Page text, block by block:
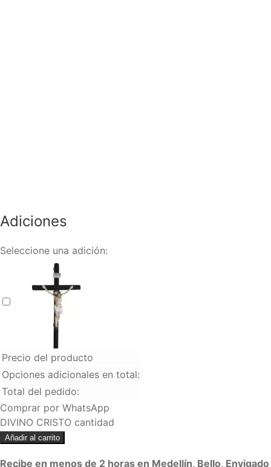
Adiciones
Seleccione una adición:
Precio del producto
Opciones adicionales en total:
Total del pedido:
Comprar por WhatsApp
DIVINO CRISTO cantidad
Añadir al carrito
Recibe en menos de 2 horas en Medellín, Bello, Envigado